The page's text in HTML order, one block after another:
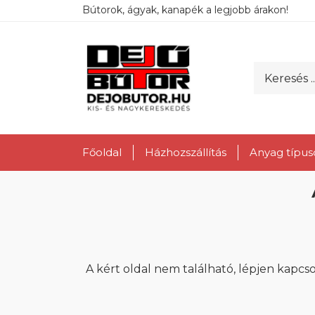
Bútorok, ágyak, kanapék a legjobb árakon!
Főoldal Házhozszállítás Anyag
A kért oldal nem található, lépjen